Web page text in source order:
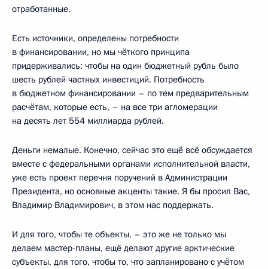
отработанные.
Есть источники, определены потребности
в финансировании, но мы чёткого принципа
придерживались: чтобы на один бюджетный рубль было
шесть рублей частных инвестиций. Потребность
в бюджетном финансировании – по тем предварительным
расчётам, которые есть, – на все три агломерации
на десять лет 554 миллиарда рублей.
Деньги немалые. Конечно, сейчас это ещё всё обсуждается
вместе с федеральными органами исполнительной власти,
уже есть проект перечня поручений в Администрации
Президента, но основные акценты такие. Я бы просил Вас,
Владимир Владимирович, в этом нас поддержать.
И для того, чтобы те объекты, – это же не только мы
делаем мастер-планы, ещё делают другие арктические
субъекты, для того, чтобы то, что запланировано с учётом